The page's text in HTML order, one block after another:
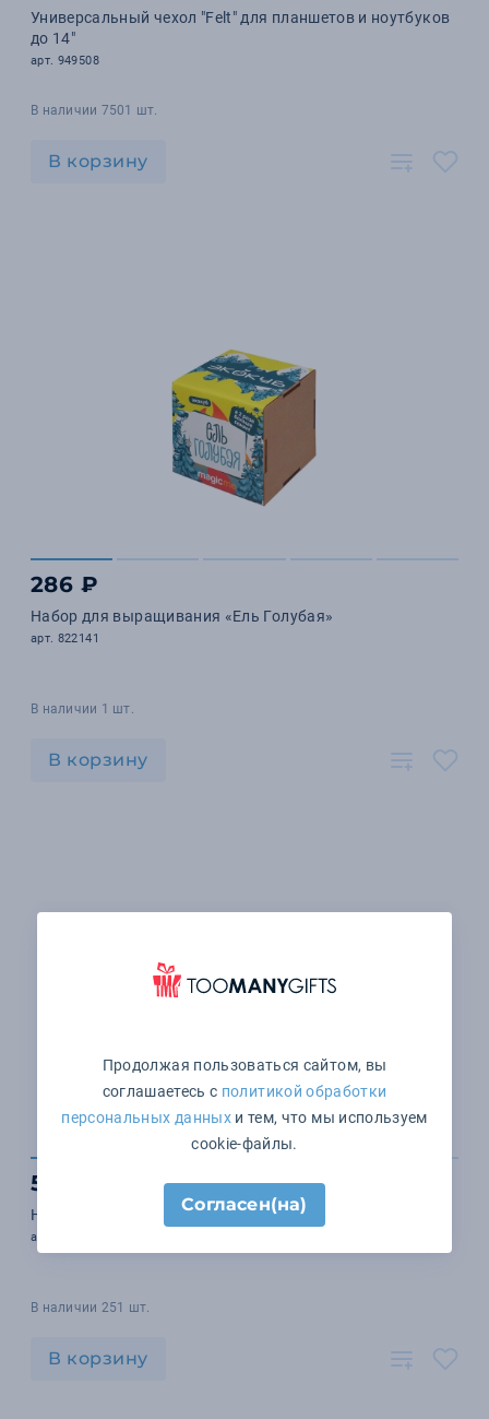
Универсальный чехол "Felt" для планшетов и ноутбуков
до 14"
арт. 949508
В наличии 7501 шт.
В корзину
286 ₽
Набор для выращивания «Ель Голубая»
арт. 822141
В наличии 1 шт.
В корзину
572 ₽
Набор для выращивания «Лаванда»
арт. 822144
В наличии 251 шт.
В корзину
Продолжая пользоваться сайтом, вы
соглашаетесь с политикой обработки
персональных данныхи тем, что мы используем
cookie-файлы.
Согласен(на)